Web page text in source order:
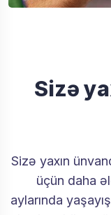
Sizə
Sizə yaxın
üçün daha
aylarında